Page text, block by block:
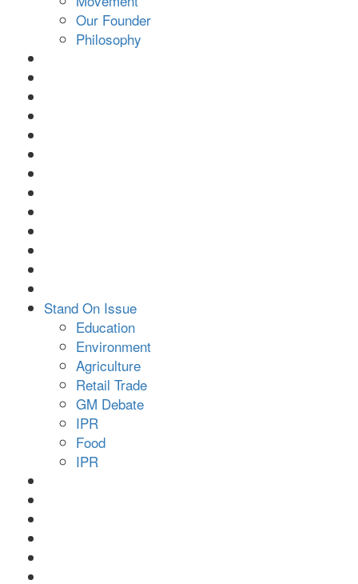
Our Founder
Philosophy
Stand On Issue
Education
Environment
Agriculture
Retail Trade
GM Debate
IPR
Food
IPR